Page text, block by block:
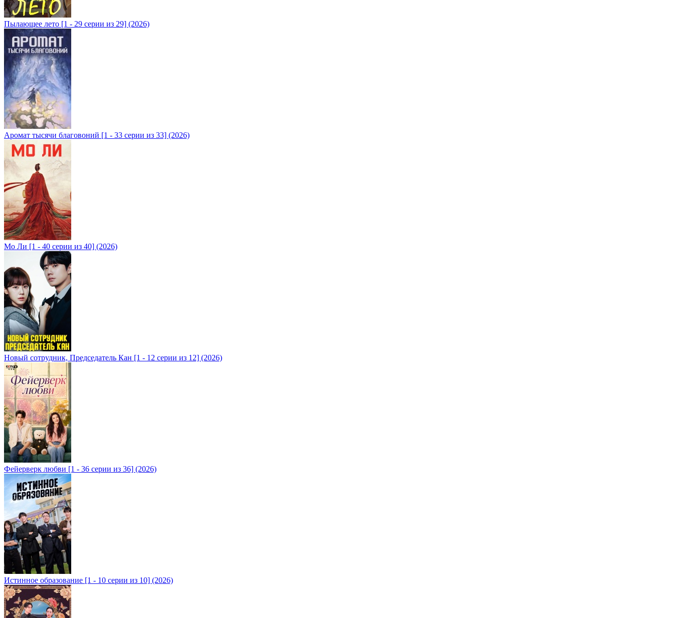
Пылающее лето [1 - 29 серии из 29] (2026)
Аромат тысячи благовоний [1 - 33 серии из 33] (2026)
Мо Ли [1 - 40 серии из 40] (2026)
Новый сотрудник, Председатель Кан [1 - 12 серии из 12] (2026)
Фейерверк любви [1 - 36 серии из 36] (2026)
Истинное образование [1 - 10 серии из 10] (2026)